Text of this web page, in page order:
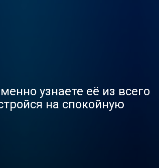
узнаете её из всего
на спокойную